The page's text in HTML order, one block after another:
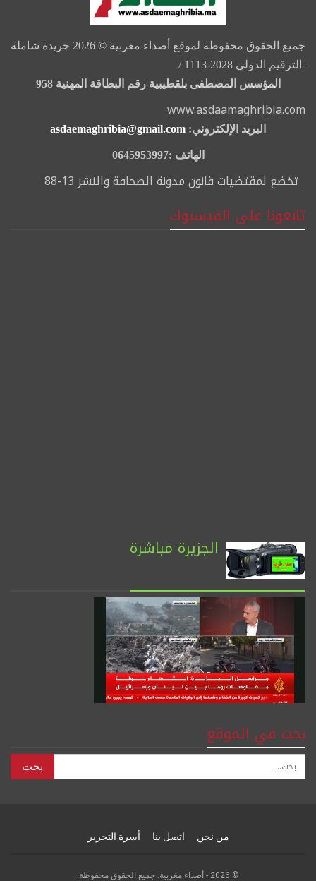
جميع الحقوق محفوظة لموقع أصداء مغربية © 2026 جريدة شاملة
-الترقيم الدولي 2028-1113 /
المؤسس المصطفى بلقطيبية رقم البطاقة المهنية 958
www.asdaamaghribia.com
البريد الإلكتروني: asdaemaghribia@gmail.com
الهاتف :0645953997
تخضع لمقتضيات قانون مدونة الصحافة والنشر 13-88
تابعونا على الفيسبوك
الجزيرة مباشرة
بحث في الموقع
من نحن اتصل بنا أسرة التحرير
© 2026 - أصداء مغربية. جميع الحقوق محفوظة.